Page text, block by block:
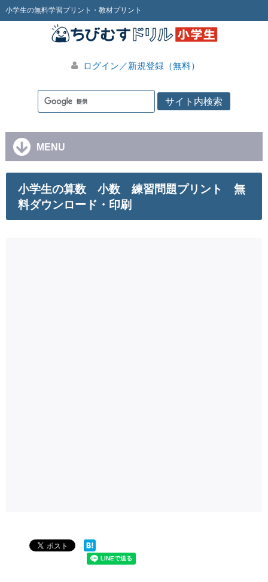
小学生の無料学習プリント・教材プリント
ログイン／新規登録（無料）
MENU
小学生の算数 小数 練習問題プリント 無
料ダウンロード・印刷